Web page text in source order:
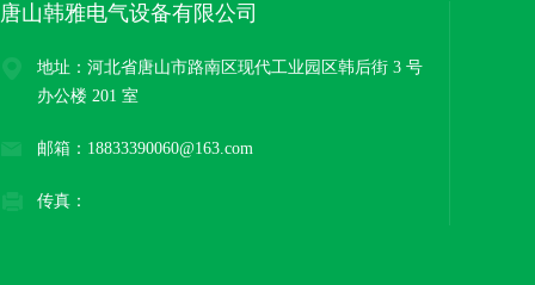
唐山韩雅电气设备有限公司
地址：河北省唐山市路南区现代工业园区韩后街 3 号
办公楼 201 室
邮箱：18833390060@163.com
传真：